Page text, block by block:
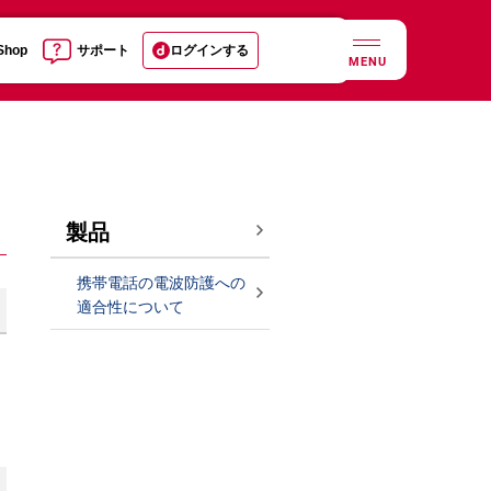
サポート ログインする
MENU
製品
携帯電話の電波防護への
適合性について